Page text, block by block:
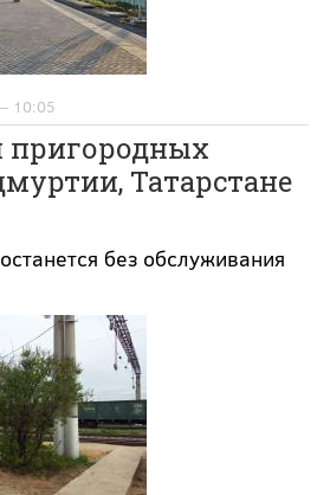
10:05
Татарстане
без обслуживания